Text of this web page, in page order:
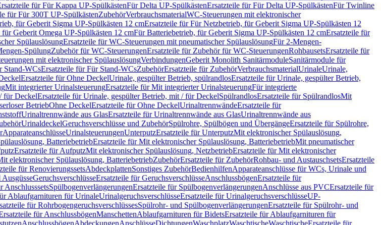
für Für Kappa UP-SpülkästenFür Delta UP-SpülkästenErsatzteile für Für Delta UP-SpülkästenFür Twinline
für Für 300T UP-SpülkästenZubehörVerbrauchsmaterialWC-Steuerungen mit elektronischer
für Geberit Sigma UP-Spülkästen 12 cmErsatzteile für Für Netzbetrieb, für Geberit Sigma UP-Spülkästen 12
Geberit Omega UP-Spülkästen 12 cmFür Batteriebetrieb, für Geberit Sigma UP-Spülkästen 12 cmErsatzteile für
SpülauslösungErsatzteile für WC-Steuerungen mit pneumatischer SpülauslösungFür 2-Mengen-
SpülungZubehör für WC-SteuerungenErsatzteile für Zubehör für WC-SteuerungenRohbausetsErsatzteile für
mit elektronischer SpülauslösungVerbindungenGeberit Monolith SanitärmoduleSanitärmodule für
Stand-WCsErsatzteile für Für Stand-WCsZubehörErsatzteile für ZubehörVerbrauchsmaterialUrinaleUrinale,
Ersatzteile für Ohne DeckelUrinale, gespülter Betrieb, spülrandlosErsatzteile für Urinale, gespülter Betrieb,
Mit integrierter UrinalsteuerungErsatzteile für Mit integrierter UrinalsteuerungFür integrierte
für DeckelErsatzteile für Urinale, gespülter Betrieb, mit / für DeckelSpülrandlosErsatzteile für SpülrandlosMit
BetriebOhne DeckelErsatzteile für Ohne DeckelUrinaltrennwändeErsatzteile für
Urinaltrennwände aus GlasErsatzteile für Urinaltrennwände aus GlasUrinaltrennwände aus
UrinaldeckelGeruchsverschlüsse und ZubehörSpülrohre, Spülbögen und ÜbergängeErsatzteile für Spülrohre,
ApparateanschlüsseUrinalsteuerungenUnterputzErsatzteile für UnterputzMit elektronischer Spülauslösung,
BatteriebetriebErsatzteile für Mit elektronischer Spülauslösung, BatteriebetriebMit pneumatischer
Ersatzteile für AufputzMit elektronischer Spülauslösung, NetzbetriebErsatzteile für Mit elektronischer
elektronischer Spülauslösung, BatteriebetriebZubehörErsatzteile für ZubehörRohbau- und AustauschsetsErsatzteile
für RenovierungssetsAbdeckplattenSonstiges ZubehörBedienhilfenApparateanschlüsse für WCs, Urinale und
GeruchsverschlüsseErsatzteile für GeruchsverschlüsseAnschlussbögenErsatzteile für
AnschlusssetsSpülbogenverlängerungenErsatzteile für SpülbogenverlängerungenAnschlüsse aus PVCErsatzteile für
Ablaufgarnituren für UrinaleUrinalgeruchsverschlüsseErsatzteile für UrinalgeruchsverschlüsseUP-
für RohrbogengeruchsverschlüssesSpülrohr- und SpülbogenverlängerungenErsatzteile für Spülrohr- und
für AnschlussbögenManschettenAblaufgarnituren für BidetsErsatzteile für Ablaufgarnituren für
AnschlussbögenAbdeckungenAnschlüsseDichtungenWaschplatzWaschtischeWaschtischeErsatzteile für